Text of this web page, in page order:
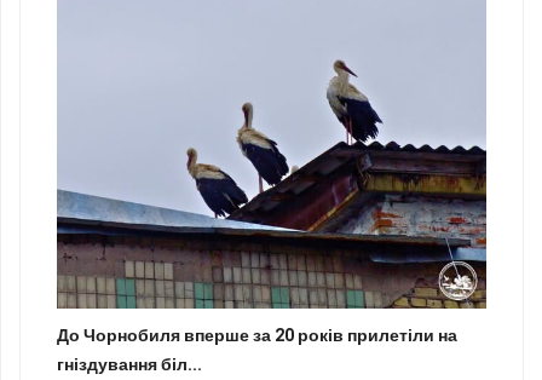
До Чорнобиля вперше за 20 років прилетіли на
гніздування біл...